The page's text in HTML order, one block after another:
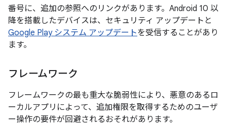
番号に、追加の参照へのリンクがあります。Android 10 以
降を搭載したデバイスは、セキュリティ アップデートと
Google Play システム アップデートを受信することがあり
ます。
フレームワーク
フレームワークの最も重大な脆弱性により、悪意のあるロ
ーカルアプリによって、追加権限を取得するためのユーザ
ー操作の要件が回避されるおそれがあります。